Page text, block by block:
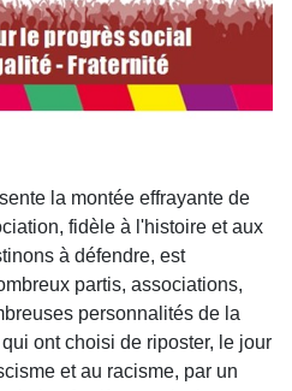
la montée effrayante de
fidèle à l'histoire et aux
à défendre, est
partis, associations,
personnalités de la
ont choisi de riposter, le jour
et au racisme, par un